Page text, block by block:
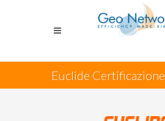
Euclide Certificazione